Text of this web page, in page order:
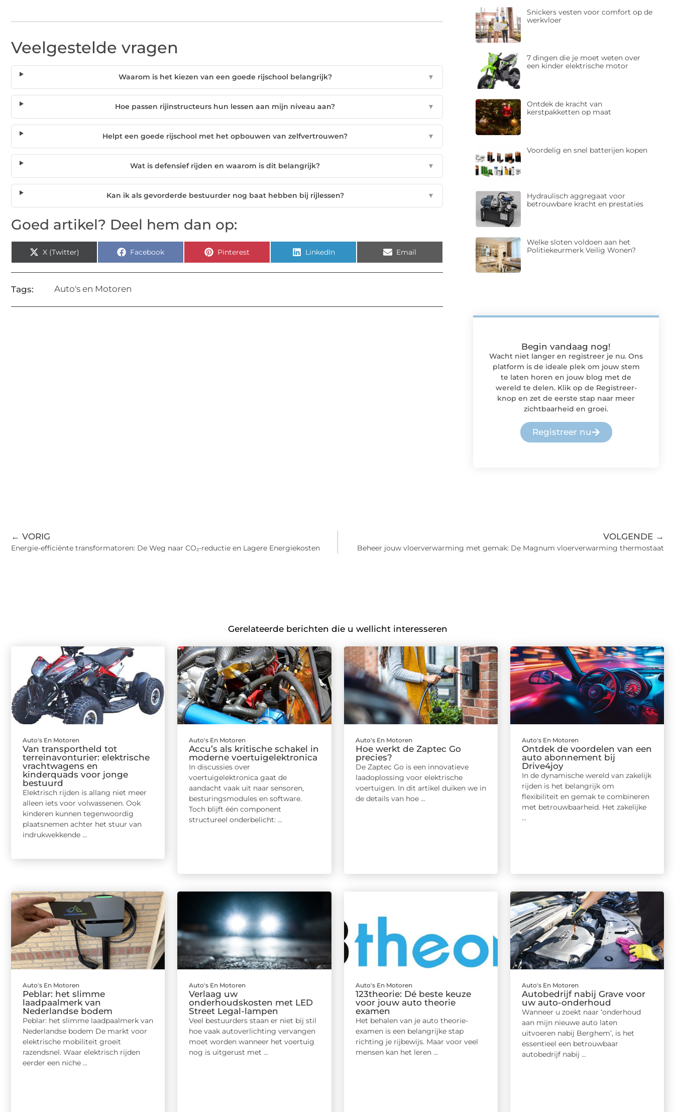
Veelgestelde vragen
Waarom is het kiezen van een goede rijschool belangrijk? ▼
Hoe passen rijinstructeurs hun lessen aan mijn niveau aan? ▼
Helpt een goede rijschool met het opbouwen van zelfvertrouwen? ▼
Wat is defensief rijden en waarom is dit belangrijk? ▼
Kan ik als gevorderde bestuurder nog baat hebben bij rijlessen? ▼
Goed artikel? Deel hem dan op:
X (Twitter) Facebook Pinterest LinkedIn Email
Tags: Auto's en Motoren
Snickers vesten voor comfort op de
werkvloer
7 dingen die je moet weten over
een kinder elektrische motor
Ontdek de kracht van
kerstpakketten op maat
Voordelig en snel batterijen kopen
Hydraulisch aggregaat voor
betrouwbare kracht en prestaties
Welke sloten voldoen aan het
Politiekeurmerk Veilig Wonen?
Begin vandaag nog!
Wacht niet langer en registreer je nu. Ons
platform is de ideale plek om jouw stem
te laten horen en jouw blog met de
wereld te delen. Klik op de Registreer-
knop en zet de eerste stap naar meer
zichtbaarheid en groei.
Registreer nu
← VORIG
Energie-efficiënte transformatoren: De Weg naar CO₂-reductie en Lagere Energiekosten
VOLGENDE →
Beheer jouw vloerverwarming met gemak: De Magnum vloerverwarming thermostaat
Gerelateerde berichten die u wellicht interesseren
Auto's En Motoren
Van transportheld tot
terreinavonturier: elektrische
vrachtwagens en
kinderquads voor jonge
bestuurd
Elektrisch rijden is allang niet meer
alleen iets voor volwassenen. Ook
kinderen kunnen tegenwoordig
plaatsnemen achter het stuur van
indrukwekkende ...
Auto's En Motoren
Accu’s als kritische schakel in
moderne voertuigelektronica
In discussies over
voertuigelektronica gaat de
aandacht vaak uit naar sensoren,
besturingsmodules en software.
Toch blijft één component
structureel onderbelicht: ...
Auto's En Motoren
Hoe werkt de Zaptec Go
precies?
De Zaptec Go is een innovatieve
laadoplossing voor elektrische
voertuigen. In dit artikel duiken we in
de details van hoe ...
Auto's En Motoren
Ontdek de voordelen van een
auto abonnement bij
Drive4joy
In de dynamische wereld van zakelijk
rijden is het belangrijk om
flexibiliteit en gemak te combineren
met betrouwbaarheid. Het zakelijke
...
Auto's En Motoren
Peblar: het slimme
laadpaalmerk van
Nederlandse bodem
Peblar: het slimme laadpaalmerk van
Nederlandse bodem De markt voor
elektrische mobiliteit groeit
razendsnel. Waar elektrisch rijden
eerder een niche ...
Auto's En Motoren
Verlaag uw
onderhoudskosten met LED
Street Legal-lampen
Veel bestuurders staan er niet bij stil
hoe vaak autoverlichting vervangen
moet worden wanneer het voertuig
nog is uitgerust met ...
Auto's En Motoren
123theorie: Dé beste keuze
voor jouw auto theorie
examen
Het behalen van je auto theorie-
examen is een belangrijke stap
richting je rijbewijs. Maar voor veel
mensen kan het leren ...
Auto's En Motoren
Autobedrijf nabij Grave voor
uw auto-onderhoud
Wanneer u zoekt naar ‘onderhoud
aan mijn nieuwe auto laten
uitvoeren nabij Berghem’, is het
essentieel een betrouwbaar
autobedrijf nabij ...